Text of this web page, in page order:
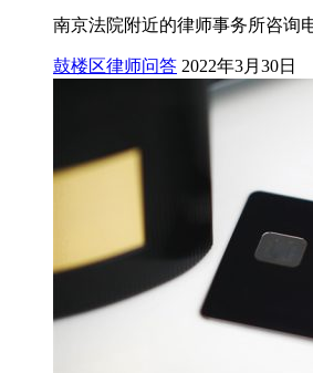
南京法院附近的律师事务所咨询
鼓楼区律师问答 2022年3月30日